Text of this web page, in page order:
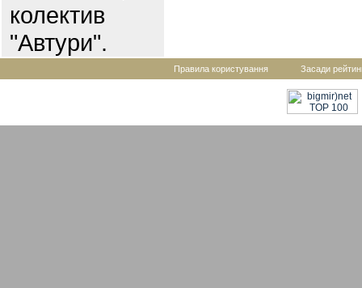
колектив
"Автури".
Правила користування Засади